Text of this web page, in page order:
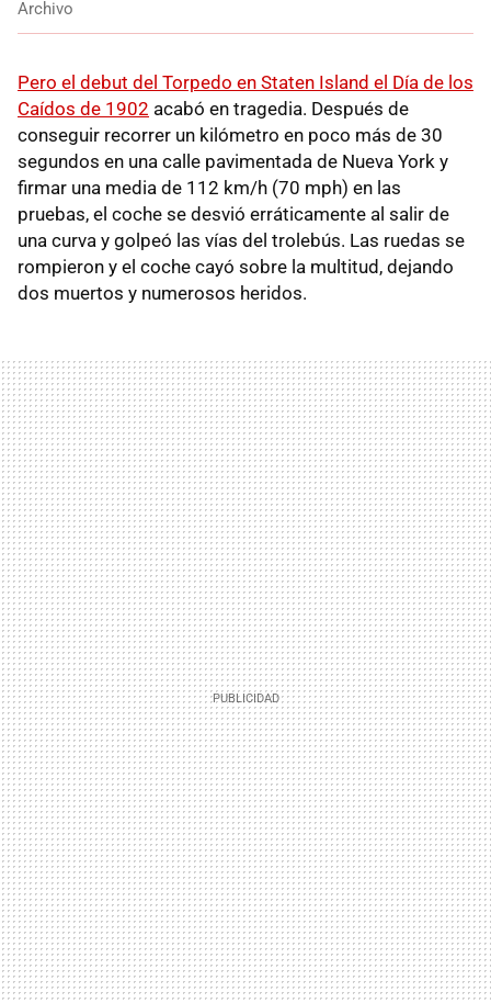
Archivo
Pero el debut del Torpedo en Staten Island el Día de los
Caídos de 1902 acabó en tragedia. Después de
conseguir recorrer un kilómetro en poco más de 30
segundos en una calle pavimentada de Nueva York y
firmar una media de 112 km/h (70 mph) en las
pruebas, el coche se desvió erráticamente al salir de
una curva y golpeó las vías del trolebús. Las ruedas se
rompieron y el coche cayó sobre la multitud, dejando
dos muertos y numerosos heridos.